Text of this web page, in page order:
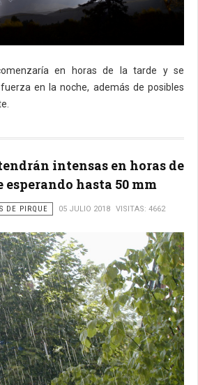
en horas de la tarde y se
en la noche, además de posibles
intensas en horas de
hasta 50 mm
DE PIRQUE 05 JULIO 2018 VISITAS: 4662